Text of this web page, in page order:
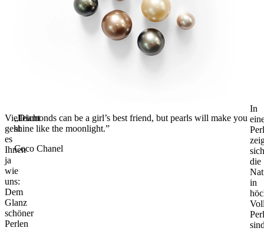
Vielleicht
geht
es
Ihnen
ja
wie
uns:
Dem
Glanz
schöner
Perlen
„Diamonds can be a girl’s best friend, but pearls will make you
shine like the moonlight.”
Coco Chanel
In
sich
die
in